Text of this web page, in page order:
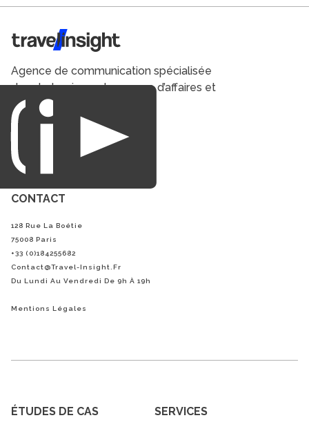
Travel Insight
Agence de communication spécialisée
dans le tourisme du voyage d’affaires et
du loisirs.
CONTACT
128 Rue La Boétie
75008 Paris
+33 (0)184255682
Contact@Travel-Insight.fr
Du Lundi Au Vendredi De 9h À 19h
Mentions Légales
ÉTUDES DE CAS SERVICES